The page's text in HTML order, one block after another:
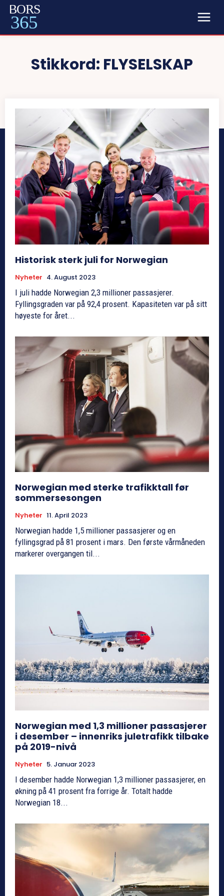
BORS
365
Stikkord: FLYSELSKAP
Historisk sterk juli for Norwegian
Nyheter 4. August 2023
I juli hadde Norwegian 2,3 millioner passasjerer.
Fyllingsgraden var på 92,4 prosent. Kapasiteten var på sitt
høyeste for året...
Norwegian med sterke trafikktall før
sommersesongen
Nyheter 11. April 2023
Norwegian hadde 1,5 millioner passasjerer og en
fyllingsgrad på 81 prosent i mars. Den første vårmåneden
markerer overgangen til...
Norwegian med 1,3 millioner passasjerer
i desember – innenriks juletrafikk tilbake
på 2019-nivå
Nyheter 5. Januar 2023
I desember hadde Norwegian 1,3 millioner passasjerer, en
økning på 41 prosent fra forrige år. Totalt hadde
Norwegian 18...